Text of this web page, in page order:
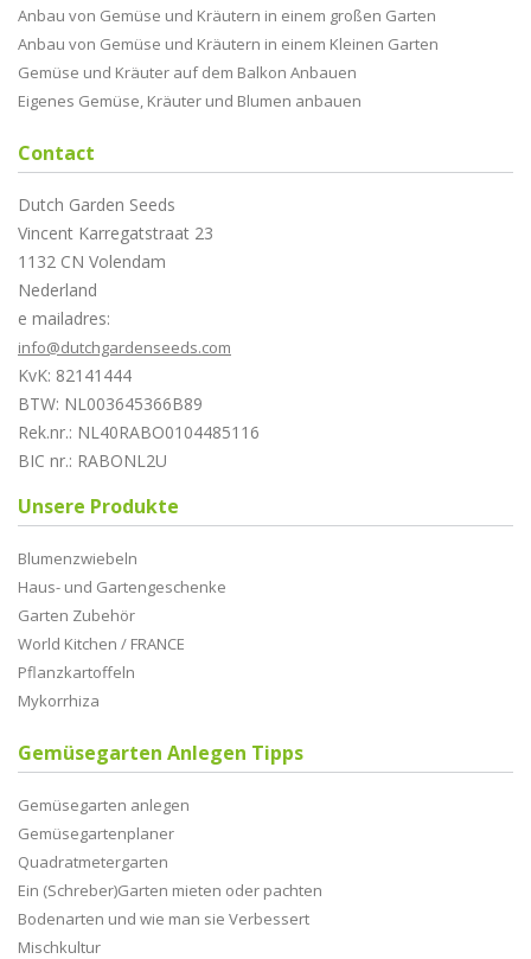
Anbau von Gemüse und Kräutern in einem großen Garten
Anbau von Gemüse und Kräutern in einem Kleinen Garten
Gemüse und Kräuter auf dem Balkon Anbauen
Eigenes Gemüse, Kräuter und Blumen anbauen
Contact
Dutch Garden Seeds
Vincent Karregatstraat 23
1132 CN Volendam
Nederland
e mailadres:
info@dutchgardenseeds.com
KvK: 82141444
BTW: NL003645366B89
Rek.nr.: NL40RABO0104485116
BIC nr.: RABONL2U
Unsere Produkte
Blumenzwiebeln
Haus- und Gartengeschenke
Garten Zubehör
World Kitchen / FRANCE
Pflanzkartoffeln
Mykorrhiza
Gemüsegarten Anlegen Tipps
Gemüsegarten anlegen
Gemüsegartenplaner
Quadratmetergarten
Ein (Schreber)Garten mieten oder pachten
Bodenarten und wie man sie Verbessert
Mischkultur